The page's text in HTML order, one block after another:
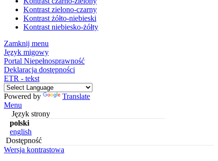
Kontrast zielono-czarny
Kontrast żółto-niebieski
Kontrast niebiesko-żółty
Zamknij menu
Język migowy
Portal Niepełnosprawność
Deklaracja dostępności
ETR - tekst
Powered by
Translate
Menu
Język strony
polski
english
Dostępność
Wersja kontrastowa